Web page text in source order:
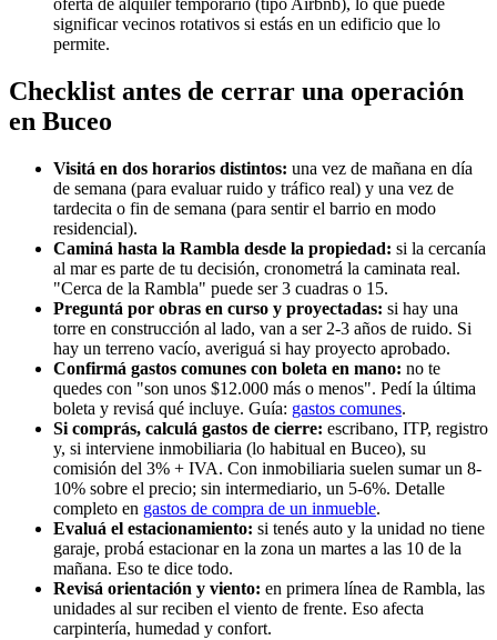
oferta de alquiler temporario (tipo Airbnb), lo que puede
significar vecinos rotativos si estás en un edificio que lo
permite.
Checklist antes de cerrar una operación
en Buceo
Visitá en dos horarios distintos: una vez de mañana en día
de semana (para evaluar ruido y tráfico real) y una vez de
tardecita o fin de semana (para sentir el barrio en modo
residencial).
Caminá hasta la Rambla desde la propiedad: si la cercanía
al mar es parte de tu decisión, cronometrá la caminata real.
"Cerca de la Rambla" puede ser 3 cuadras o 15.
Preguntá por obras en curso y proyectadas: si hay una
torre en construcción al lado, van a ser 2-3 años de ruido. Si
hay un terreno vacío, averiguá si hay proyecto aprobado.
Confirmá gastos comunes con boleta en mano: no te
quedes con "son unos $12.000 más o menos". Pedí la última
boleta y revisá qué incluye. Guía: gastos comunes.
Si comprás, calculá gastos de cierre: escribano, ITP, registro
y, si interviene inmobiliaria (lo habitual en Buceo), su
comisión del 3% + IVA. Con inmobiliaria suelen sumar un 8-
10% sobre el precio; sin intermediario, un 5-6%. Detalle
completo en gastos de compra de un inmueble.
Evaluá el estacionamiento: si tenés auto y la unidad no tiene
garaje, probá estacionar en la zona un martes a las 10 de la
mañana. Eso te dice todo.
Revisá orientación y viento: en primera línea de Rambla, las
unidades al sur reciben el viento de frente. Eso afecta
carpintería, humedad y confort.